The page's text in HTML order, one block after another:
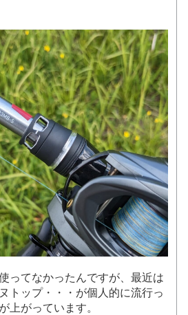
ってなかったんですが、最近は
トップ・・・が個人的に流行っ
上がっています。